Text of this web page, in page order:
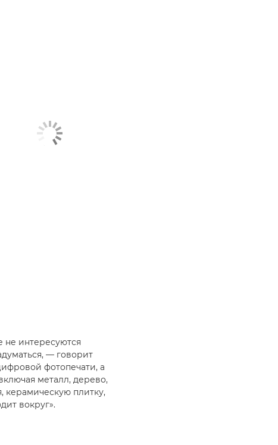
не интересуются
— говорит
фотопечати, а
металл, дерево,
керамическую плитку,
вокруг».